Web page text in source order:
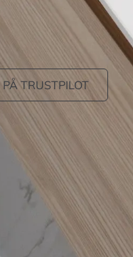
PÅ TRUSTPILOT